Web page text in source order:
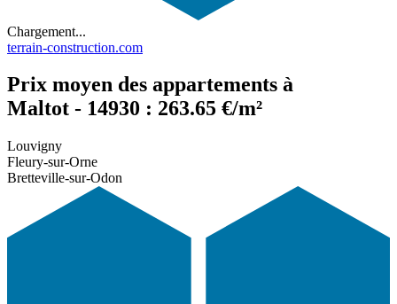
Chargement...
terrain-construction.com
Prix moyen des appartements à
Maltot - 14930 : 263.65 €/m²
Louvigny
Fleury-sur-Orne
Bretteville-sur-Odon